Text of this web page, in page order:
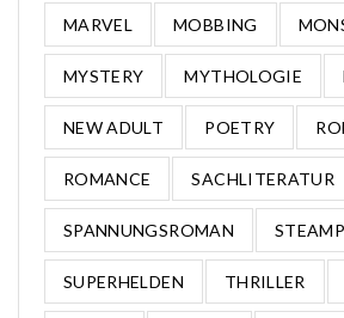
MARVEL MOBBING
MYSTERY MYTHOLOGIE
NEW ADULT POETRY
ROMANCE SACHLITERATUR
SPANNUNGSROMAN
SUPERHELDEN THRILLER